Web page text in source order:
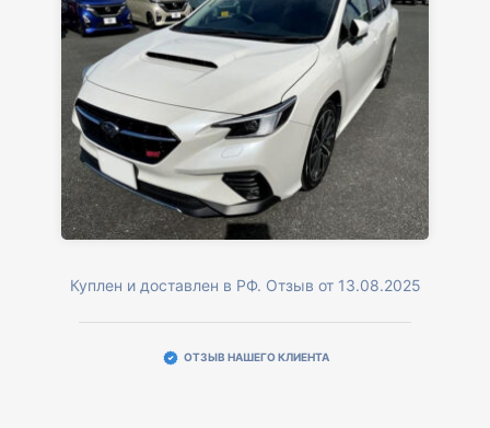
Куплен и доставлен в РФ. Отзыв от 13.08.2025
ОТЗЫВ НАШЕГО КЛИЕНТА